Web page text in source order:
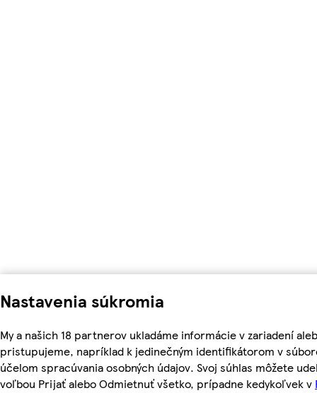
Nastavenia súkromia
My a našich 18 partnerov ukladáme informácie v zariadení
pristupujeme, napríklad k jedinečným identifikátorom v
účelom spracúvania osobných údajov. Svoj súhlas môžete
voľbou Prijať alebo Odmietnuť všetko, prípadne kedykoľvek v